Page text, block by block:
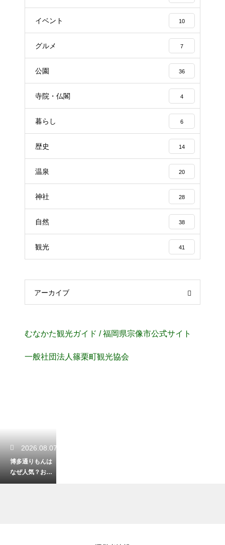
イベント 10
グルメ 7
公園 36
寺院・仏閣 4
暮らし 6
歴史 14
温泉 20
神社 28
自然 38
観光 41
アーカイブ
むなかた観光ガイド / 福岡県宗像市公式サイト
⼀般社団法⼈篠栗町観光協会
2026.08.07
博多通りもんは
なぜ人気？お土
産の定番として